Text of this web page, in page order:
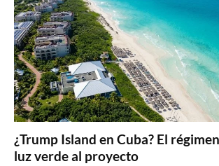
¿Trump Island en Cuba? El
luz verde al proyecto